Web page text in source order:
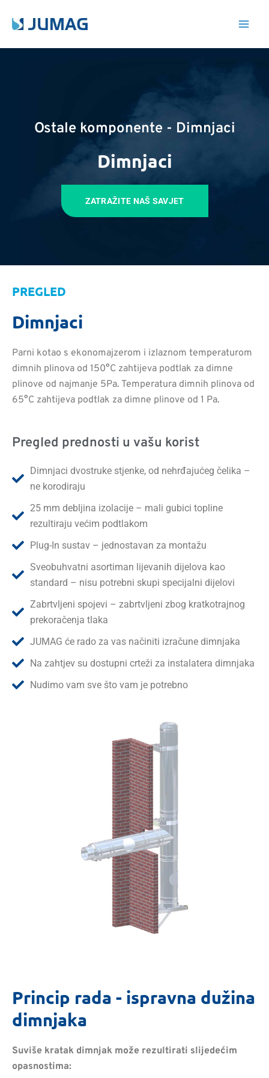
Ostale komponente - Dimnjaci
Dimnjaci
ZATRAŽITE NAŠ SAVJET
PREGLED
Dimnjaci
Parni kotao s ekonomajzerom i izlaznom temperaturom
dimnih plinova od 150°C zahtijeva podtlak za dimne
plinove od najmanje 5Pa. Temperatura dimnih plinova od
65°C zahtijeva podtlak za dimne plinove od 1 Pa.
Pregled prednosti u vašu korist
Dimnjaci dvostruke stjenke, od nehrđajućeg čelika –
ne korodiraju
25 mm debljina izolacije – mali gubici topline
rezultiraju većim podtlakom
Plug-In sustav – jednostavan za montažu
Sveobuhvatni asortiman lijevanih dijelova kao
standard – nisu potrebni skupi specijalni dijelovi
Zabrtvljeni spojevi – zabrtvljeni zbog kratkotrajnog
prekoračenja tlaka
JUMAG će rado za vas načiniti izračune dimnjaka
Na zahtjev su dostupni crteži za instalatera dimnjaka
Nudimo vam sve što vam je potrebno
Princip rada - ispravna dužina
dimnjaka
Suviše kratak dimnjak može rezultirati slijedećim
opasnostima: